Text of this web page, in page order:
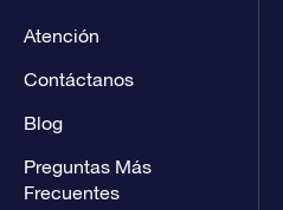
Atención
Contáctanos
Blog
Preguntas Más
Frecuentes